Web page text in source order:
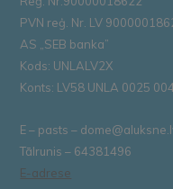
PVN reģ. Nr. LV
AS „SEB banka”
Kods: UNLALV2X
Konts: LV58 UNLA 0025
E – pasts –
Tālrunis – 64381496
E-adrese